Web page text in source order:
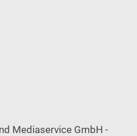
Mediaservice GmbH -